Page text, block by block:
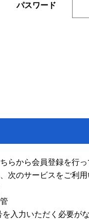
パスワード
らから会員登録を行っ
次のサービスをご利用
入力いただく必要が